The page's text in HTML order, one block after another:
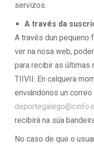
servizos.
A través da
A través dun pequeno
ver na nosa web,
para recibir as últimas
TIIVII. En calquera
enviándonos un
recibirá na súa
No caso de que o